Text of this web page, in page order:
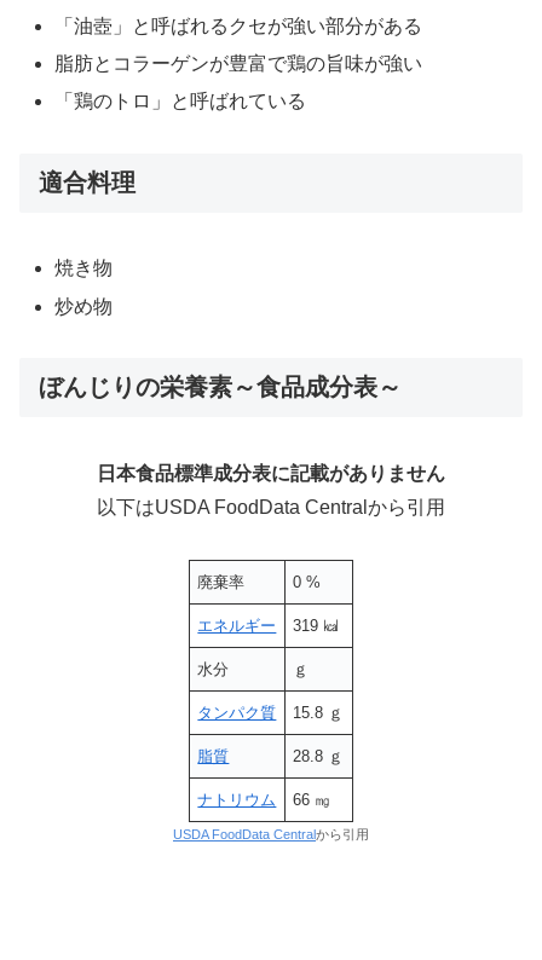
「油壺」と呼ばれるクセが強い部分がある
脂肪とコラーゲンが豊富で鶏の旨味が強い
「鶏のトロ」と呼ばれている
適合料理
焼き物
炒め物
ぼんじりの栄養素～食品成分表～
日本食品標準成分表に記載がありません
以下はUSDA FoodData Centralから引用
廃棄率 0 %
エネルギー 319 ㎉
水分 ｇ
タンパク質 15.8 ｇ
脂質 28.8 ｇ
ナトリウム 66 ㎎
USDA FoodData Centralから引用